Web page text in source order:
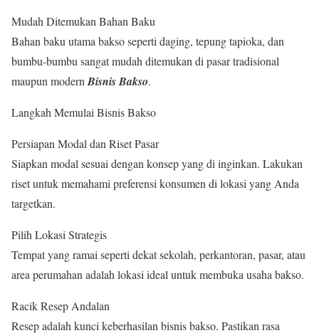
Mudah Ditemukan Bahan Baku
Bahan baku utama bakso seperti daging, tepung tapioka, dan
bumbu-bumbu sangat mudah ditemukan di pasar tradisional
maupun modernBisnis Bakso.
Langkah Memulai Bisnis Bakso
Persiapan Modal dan Riset Pasar
Siapkan modal sesuai dengan konsep yang di inginkan. Lakukan
riset untuk memahami preferensi konsumen di lokasi yang Anda
targetkan.
Pilih Lokasi Strategis
Tempat yang ramai seperti dekat sekolah, perkantoran, pasar, atau
area perumahan adalah lokasi ideal untuk membuka usaha bakso.
Racik Resep Andalan
Resep adalah kunci keberhasilan bisnis bakso. Pastikan rasa